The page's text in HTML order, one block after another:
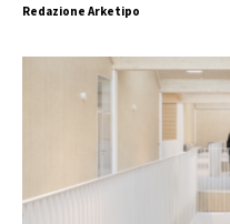
Redazione Arketipo